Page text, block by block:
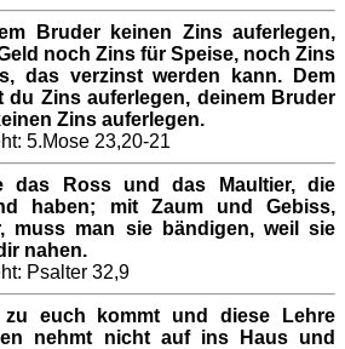
Bruder keinen Zins auferlegen,
noch Zins für Speise, noch Zins
das verzinst werden kann. Dem
du Zins auferlegen, deinem Bruder
Zins auferlegen.
5.Mose 23,20-21
das Ross und das Maultier, die
haben; mit Zaum und Gebiss,
muss man sie bändigen, weil sie
nahen.
Psalter 32,9
zu euch kommt und diese Lehre
nehmt nicht auf ins Haus und